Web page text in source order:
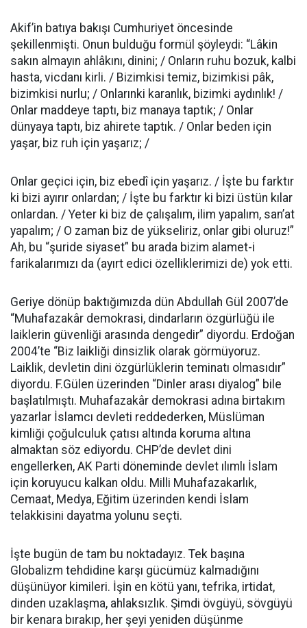
Akif’in batıya bakışı Cumhuriyet öncesinde
şekillenmişti. Onun bulduğu formül şöyleydi: “Lâkin
sakın almayın ahlâkını, dinini; / Onların ruhu bozuk, kalbi
hasta, vicdanı kirli. / Bizimkisi temiz, bizimkisi pâk,
bizimkisi nurlu; / Onlarınki karanlık, bizimki aydınlık! /
Onlar maddeye taptı, biz manaya taptık; / Onlar
dünyaya taptı, biz ahirete taptık. / Onlar beden için
yaşar, biz ruh için yaşarız; /
Onlar geçici için, biz ebedî için yaşarız. / İşte bu farktır
ki bizi ayırır onlardan; / İşte bu farktır ki bizi üstün kılar
onlardan. / Yeter ki biz de çalışalım, ilim yapalım, san’at
yapalım; / O zaman biz de yükseliriz, onlar gibi oluruz!”
Ah, bu “şuride siyaset” bu arada bizim alamet-i
farikalarımızı da (ayırt edici özelliklerimizi de) yok etti.
Geriye dönüp baktığımızda dün Abdullah Gül 2007’de
“Muhafazakâr demokrasi, dindarların özgürlüğü ile
laiklerin güvenliği arasında dengedir” diyordu. Erdoğan
2004’te “Biz laikliği dinsizlik olarak görmüyoruz.
Laiklik, devletin dini özgürlüklerin teminatı olmasıdır”
diyordu. F.Gülen üzerinden “Dinler arası diyalog” bile
başlatılmıştı. Muhafazakâr demokrasi adına birtakım
yazarlar İslamcı devleti reddederken, Müslüman
kimliği çoğulculuk çatısı altında koruma altına
almaktan söz ediyordu. CHP’de devlet dini
engellerken, AK Parti döneminde devlet ılımlı İslam
için koruyucu kalkan oldu. Milli Muhafazakarlık,
Cemaat, Medya, Eğitim üzerinden kendi İslam
telakkisini dayatma yolunu seçti.
İşte bugün de tam bu noktadayız. Tek başına
Globalizm tehdidine karşı gücümüz kalmadığını
düşünüyor kimileri. İşin en kötü yanı, tefrika, irtidat,
dinden uzaklaşma, ahlaksızlık. Şimdi övgüyü, sövgüyü
bir kenara bırakıp, her şeyi yeniden düşünme